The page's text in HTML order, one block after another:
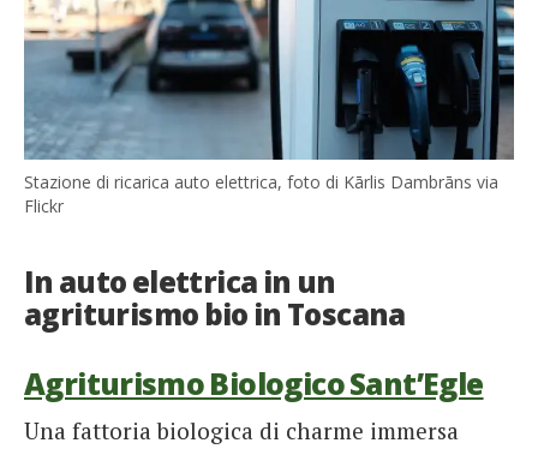
Stazione di ricarica auto elettrica, foto di Kārlis Dambrāns via
Flickr
In auto elettrica in un
agriturismo bio in Toscana
Agriturismo Biologico Sant’Egle
Una fattoria biologica di charme immersa